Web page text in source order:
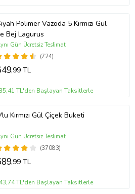
Polimer Vazoda 5 Kırmızı Gül
Bej Lagurus
(724)
Gün Ücretsiz Teslimat
,99 TL
TL'den Başlayan Taksitlerle
Kırmızı Gül Çiçek Buketi
(37083)
Gün Ücretsiz Teslimat
,99 TL
TL'den Başlayan Taksitlerle